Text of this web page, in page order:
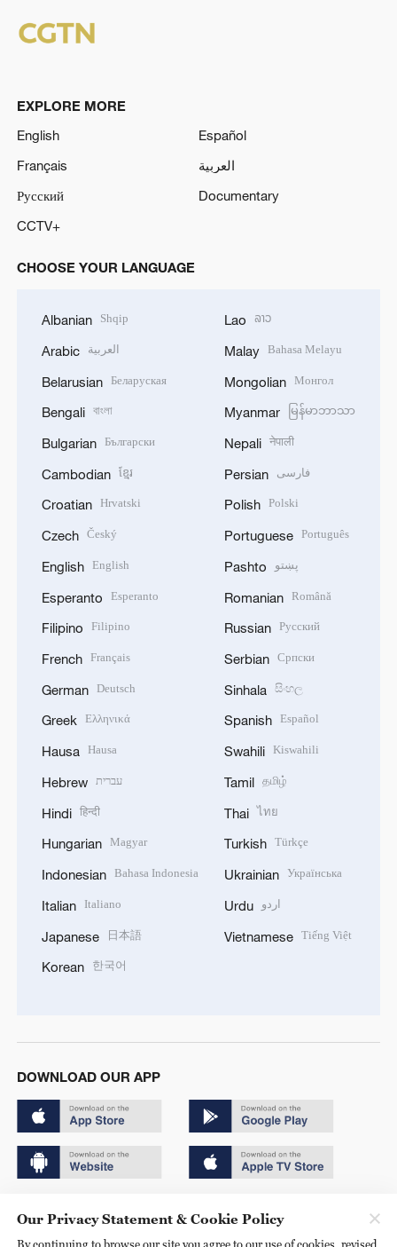
EXPLORE MORE
English
Español
Français
العربية
Русский
Documentary
CCTV+
CHOOSE YOUR LANGUAGE
Albanian Shqip
Arabic العربية
Belarusian Беларуская
Bengali বাংলা
Bulgarian Български
Cambodian ខ្មែរ
Croatian Hrvatski
Czech Český
English English
Esperanto Esperanto
Filipino Filipino
French Français
German Deutsch
Greek Ελληνικά
Hausa Hausa
Hebrew עברית
Hindi हिन्दी
Hungarian Magyar
Indonesian Bahasa Indonesia
Italian Italiano
Japanese 日本語
Korean 한국어
Lao ລາວ
Malay Bahasa Melayu
Mongolian Монгол
Myanmar မြန်မာဘာသာ
Nepali नेपाली
Persian فارسی
Polish Polski
Portuguese Português
Pashto پښتو
Romanian Română
Russian Русский
Serbian Српски
Sinhala සිංහල
Spanish Español
Swahili Kiswahili
Tamil தமிழ்
Thai ไทย
Turkish Türkçe
Ukrainian Українська
Urdu اردو
Vietnamese Tiếng Việt
DOWNLOAD OUR APP
京ICP备20000184号
Our Privacy Statement & Cookie Policy
By continuing to browse our site you agree to our use of cookies, revised